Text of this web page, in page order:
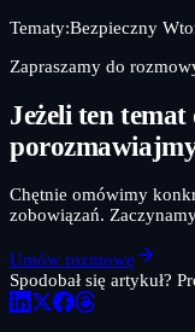
Tematy:Bezpieczny
Zapraszamy do
Jeżeli ten
Chętnie omówimy
zobowiązań.
Umów rozmowę
Spodobał się artykuł?